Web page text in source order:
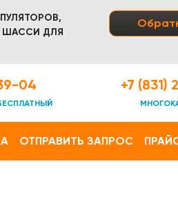
ШАССИ ДЛЯ
04 +7 (831)
ОТПРАВИТЬ ЗАПРОС